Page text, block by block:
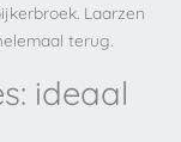
Laarzen
terug.
ideaal